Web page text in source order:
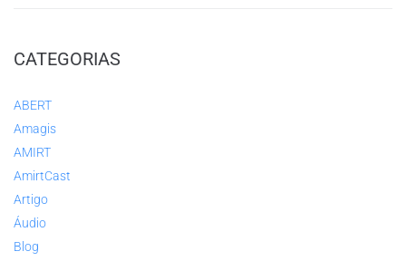
CATEGORIAS
ABERT
Amagis
AMIRT
AmirtCast
Artigo
Áudio
Blog